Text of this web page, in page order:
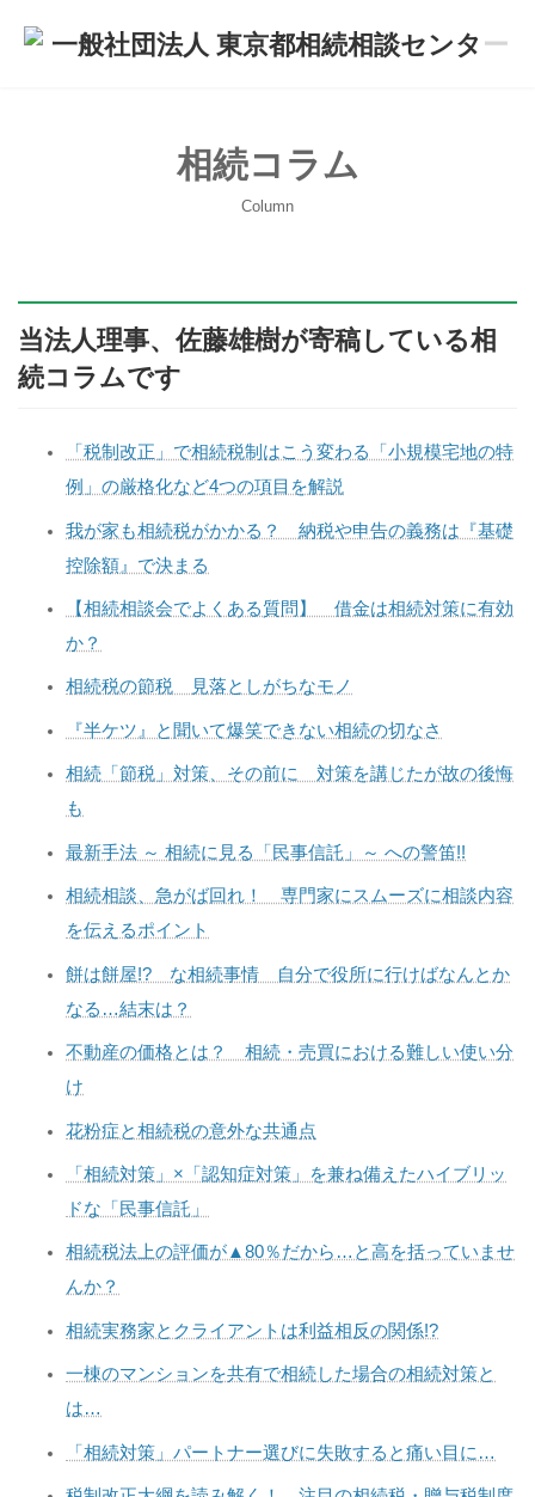
相続コラム
Column
当法人理事、佐藤雄樹が寄稿している相
続コラムです
「税制改正」で相続税制はこう変わる「小規模宅地の特
例」の厳格化など4つの項目を解説
我が家も相続税がかかる？ 納税や申告の義務は『基礎
控除額』で決まる
【相続相談会でよくある質問】 借金は相続対策に有効
か？
相続税の節税 見落としがちなモノ
『半ケツ』と聞いて爆笑できない相続の切なさ
相続「節税」対策、その前に 対策を講じたが故の後悔
も
最新手法 ～ 相続に見る「民事信託」～ への警笛!!
相続相談、急がば回れ！ 専門家にスムーズに相談内容
を伝えるポイント
餅は餅屋!? な相続事情 自分で役所に行けばなんとか
なる…結末は？
不動産の価格とは？ 相続・売買における難しい使い分
け
花粉症と相続税の意外な共通点
「相続対策」×「認知症対策」を兼ね備えたハイブリッ
ドな「民事信託」
相続税法上の評価が▲80％だから…と高を括っていませ
んか？
相続実務家とクライアントは利益相反の関係!?
一棟のマンションを共有で相続した場合の相続対策と
は…
「相続対策」パートナー選びに失敗すると痛い目に…